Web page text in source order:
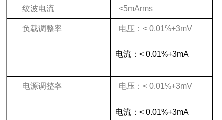
纹波电流 <5mArms
负载调整率 电压：< 0.01%+3mV
电流：< 0.01%+3mA
电源调整率 电压：< 0.01%+3mV
电流：< 0.01%+3mA